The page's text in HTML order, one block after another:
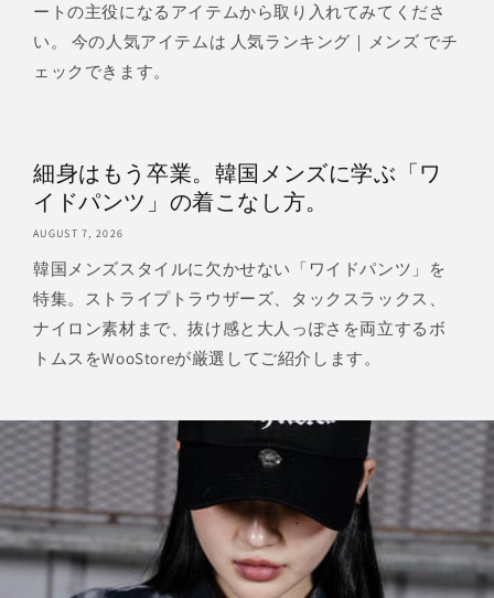
ートの主役になるアイテムから取り入れてみてくださ
い。 今の人気アイテムは 人気ランキング｜メンズ でチ
ェックできます。
細身はもう卒業。韓国メンズに学ぶ「ワ
イドパンツ」の着こなし方。
AUGUST 7, 2026
韓国メンズスタイルに欠かせない「ワイドパンツ」を
特集。ストライプトラウザーズ、タックスラックス、
ナイロン素材まで、抜け感と大人っぽさを両立するボ
トムスをWooStoreが厳選してご紹介します。